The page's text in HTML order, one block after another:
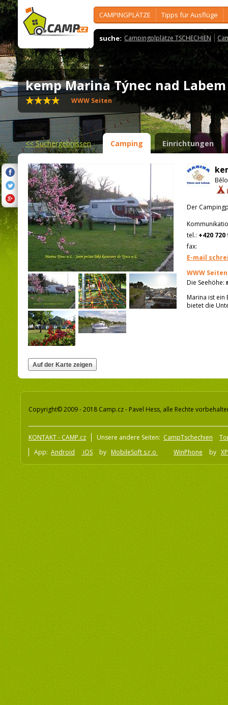
CAMPINGPLÄTZE Tipps für Ausflüge
suche: Campingplplätze TSCHECHIEN
kemp Marina Týnec nad
WWW Seiten
<<Suchergebnissen Camping Einrichtungen
Der
tel.: +420 720
fax:
E-mail
WWW Seiten
Die Seehöhe:
Marina ist ein
bietet die
Copyright© 2009 - 2018 Camp.cz - Pavel Hess, alle Rechte
KONTAKT - CAMP.cz Unsere andere Seiten: CampTschechien
App: Android iOS by MobileSoft s.r.o WinPhone by